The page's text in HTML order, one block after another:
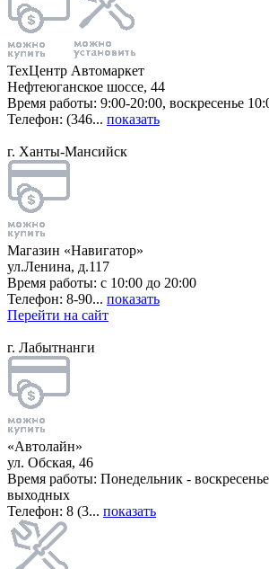
ТехЦентр Автомаркет
Нефтеюганское шоссе, 44
Время работы: 9:00-20:00, воскресенье
Телефон: (346... показать
г. Ханты-Мансийск
Магазин «Навигатор»
ул.Ленина, д.117
Время работы: с 10:00 до 20:00
Телефон: 8-90... показать
Перейти на сайт
г. Лабытнанги
«Автолайн»
ул. Обская, 46
Время работы: Понедельник -
выходных
Телефон: 8 (3... показать